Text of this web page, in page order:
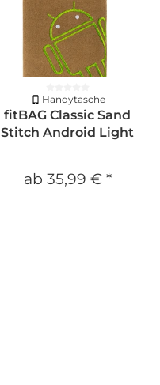
Handytasche
fitBAG Classic Sand
Stitch Android Light
ab 35,99 € *